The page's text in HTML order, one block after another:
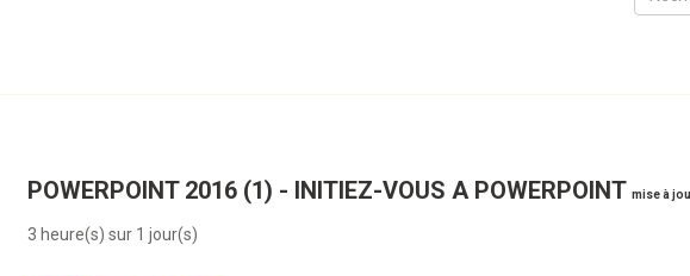
POWERPOINT 2016 (1) - INITIEZ-VOUS A POWERPOINT mise à
3 heure(s) sur 1 jour(s)